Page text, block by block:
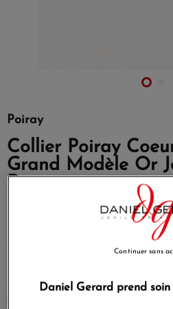
Poiray
Collier Poiray
Grand Modèle Or
Diamants
Emblème de la Maison Poiray,
s’enrichit pour fêter ses 30 ans
ses lignes épurées et graphiques,
généreuses qui célèbrent tous les
Daniel Gerard prend
Continuer sans